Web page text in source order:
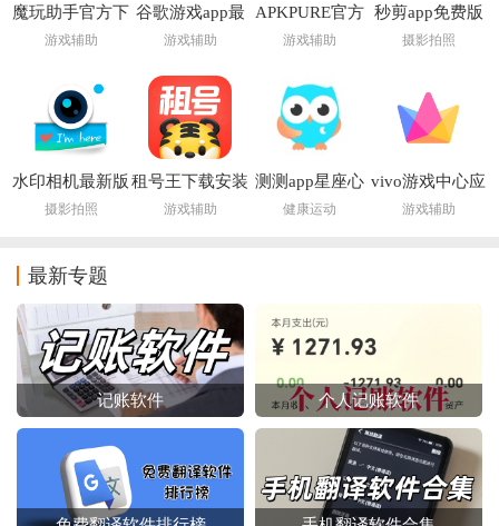
魔玩助手官方下
载最新版本
游戏辅助
谷歌游戏app最
新版(Google
游戏辅助
APKPURE官方
下载2026最新版
游戏辅助
秒剪app免费版
摄影拍照
水印相机最新版
本下载2026免费
摄影拍照
租号王下载安装
2026
游戏辅助
测测app星座心
理情感问答社区
健康运动
vivo游戏中心应
用市场app
游戏辅助
最新专题
记账软件 个人记账软件